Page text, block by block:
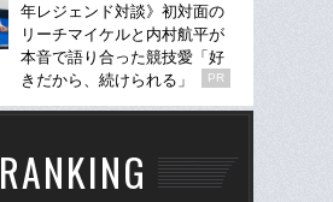
年レジェンド対談》初対面の
リーチマイケルと内村航平が
本音で語り合った競技愛「好
きだから、続けられる」
PR
RANKING